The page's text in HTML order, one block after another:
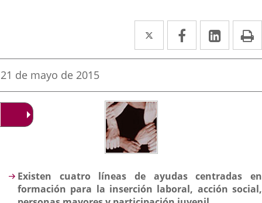
Twitter
Enlace
a
aplicación
externa.
Facebook
Enlace
a
aplicación
Enlace
a
Fecha
la
noticia
21 de mayo de 2015
Descripción
Existen cuatro líneas de ayudas centradas en
formación para la inserción laboral, acción social,